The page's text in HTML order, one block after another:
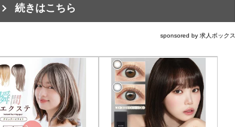
続きはこちら
sponsored by 求人ボックス